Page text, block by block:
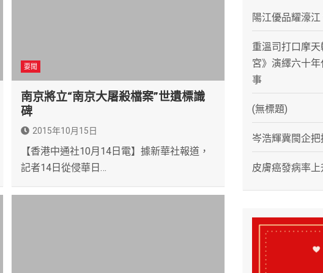
要聞
南京將立“南京大屠殺檔案”世遺標識
碑
2015年10月15日
【香港中通社10月14日電】據新華社報道，
記者14日從侵華日…
陽江優品耀濠
重溫司打口摩
宮》演繹六十
事
(無標題)
岑浩輝冀閩企
皮膚癌發病率